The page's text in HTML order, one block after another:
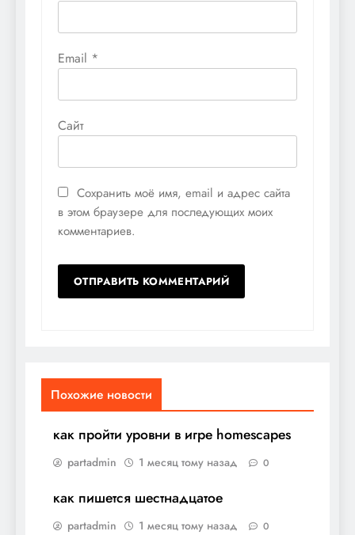
Email *
Сайт
Сохранить моё имя, email и адрес сайта
в этом браузере для последующих моих
комментариев.
Похожие новости
как пройти уровни в игре homescapes
partadmin 1 месяц тому назад 0
как пишется шестнадцатое
partadmin 1 месяц тому назад 0